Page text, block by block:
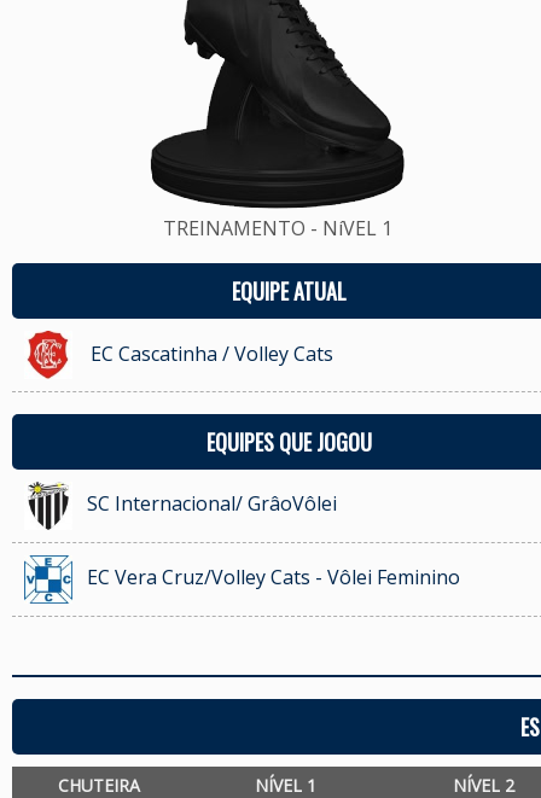
TREINAMENTO - NíVEL 1
EQUIPE ATUAL
EC Cascatinha / Volley Cats
EQUIPES QUE JOGOU
SC Internacional/ GrâoVôlei
EC Vera Cruz/Volley Cats - Vôlei Feminino
CHUTEIRA NÍVEL 1 NÍVEL 2